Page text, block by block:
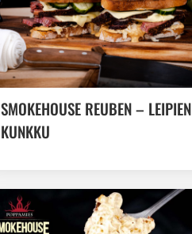
SMOKEHOUSE REUBEN – LEIPIEN
KUNKKU